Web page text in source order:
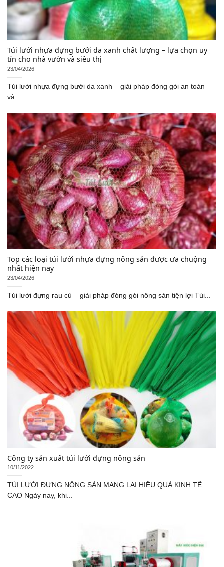
Túi lưới nhựa đựng bưởi da xanh chất lượng – lựa chọn uy
tín cho nhà vườn và siêu thị
23/04/2026
Túi lưới nhựa đựng bưởi da xanh – giải pháp đóng gói an toàn
và...
Top các loại túi lưới nhựa đựng nông sản được ưa chuộng
nhất hiện nay
23/04/2026
Túi lưới đựng rau củ – giải pháp đóng gói nông sản tiện lợi Túi...
Công ty sản xuất túi lưới đựng nông sản
10/11/2022
TÚI LƯỚI ĐỰNG NÔNG SẢN MANG LẠI HIỆU QUẢ KINH TẾ
CAO Ngày nay, khi...